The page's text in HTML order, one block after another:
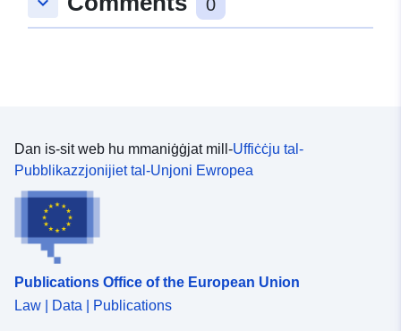
0
Dan is-sit web hu mmaniġġjat mill-Uffiċċju tal-
Pubblikazzjonijiet tal-Unjoni Ewropea
Publications Office of the European Union
Law | Data | Publications